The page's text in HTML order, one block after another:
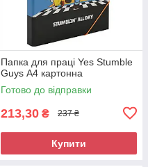
Папка для праці Yes Stumble
Guys А4 картонна
Готово до відправки
213,30 ₴ 237 ₴
Купити